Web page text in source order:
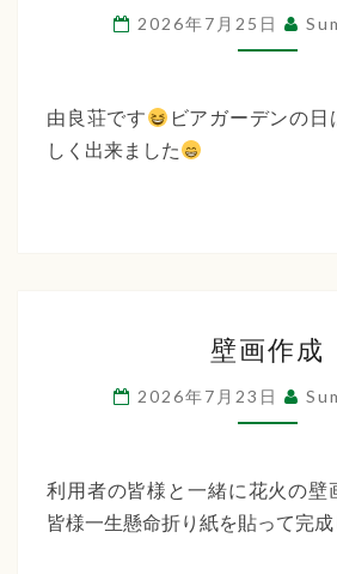
６
年
月
ー
ン
2026年7月25日
由良荘です
ビアガーデンの
しく出来ました
画
作
成
壁画作成
2026年7月23日
利用者の皆様と一緒に花火の壁
皆様一生懸命折り紙を貼って完成